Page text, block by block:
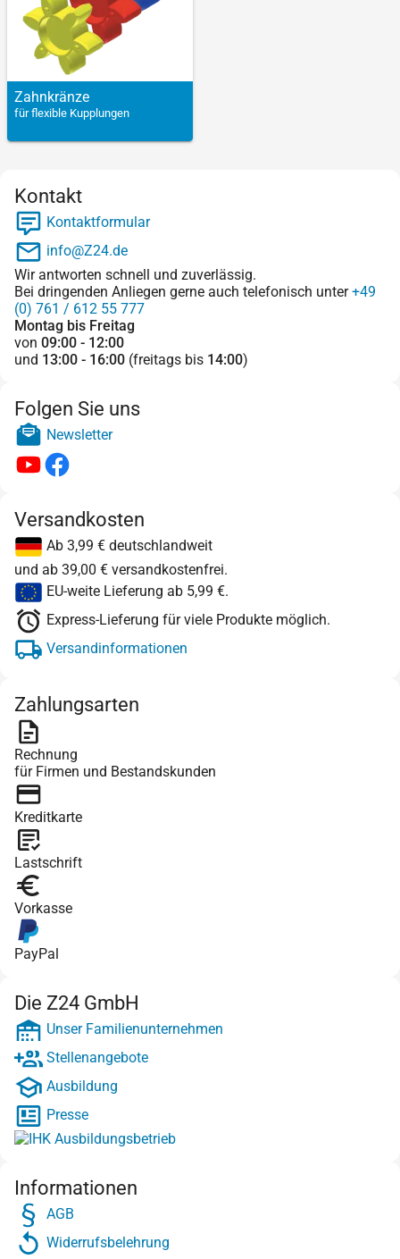
Zahn­kränze
für flexible Kupplungen
Kontakt
Kontaktformular
info@Z24.de
Wir antworten schnell und zuverlässig.
Bei dringenden Anliegen gerne auch telefonisch unter+49
(0) 761 / 612 55 777
Montag bis Freitag
von 09:00 - 12:00
und 13:00 - 16:00 (freitags bis 14:00)
Folgen Sie uns
Newsletter
Versandkosten
Ab 3,99 € deutschlandweit
und ab 39,00 € versandkostenfrei.
EU-weite Lieferung ab 5,99 €.
Express-Lieferung für viele Produkte möglich.
Versandinformationen
Zahlungsarten
Rechnung
für Firmen und Bestandskunden
Kreditkarte
Lastschrift
Vorkasse
PayPal
Die Z24 GmbH
Unser Familienunternehmen
Stellenangebote
Ausbildung
Presse
Informationen
AGB
Widerrufsbelehrung